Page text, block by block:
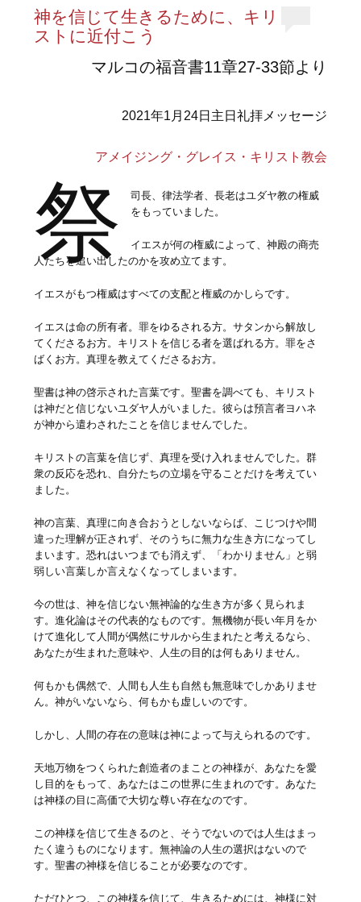
神を信じて生きるために、キリ
ストに近付こう
マルコの福音書11章27-33節より
2021年1月24日主日礼拝メッセージ
アメイジング・グレイス・キリスト教会
祭
司長、律法学者、長老はユダヤ教の権威
をもっていました。
イエスが何の権威によって、神殿の商売
人たちを追い出したのかを攻め立てます。
イエスがもつ権威はすべての支配と権威のかしらです。
イエスは命の所有者。罪をゆるされる方。サタンから解放し
てくださるお方。キリストを信じる者を選ばれる方。罪をさ
ばくお方。真理を教えてくださるお方。
聖書は神の啓示された言葉です。聖書を調べても、キリスト
は神だと信じないユダヤ人がいました。彼らは預言者ヨハネ
が神から遣わされたことを信じませんでした。
キリストの言葉を信じず、真理を受け入れませんでした。群
衆の反応を恐れ、自分たちの立場を守ることだけを考えてい
ました。
神の言葉、真理に向き合おうとしないならば、こじつけや間
違った理解が正されず、そのうちに無力な生き方になってし
まいます。恐れはいつまでも消えず、「わかりません」と弱
弱しい言葉しか言えなくなってしまいます。
今の世は、神を信じない無神論的な生き方が多く見られま
す。進化論はその代表的なものです。無機物が長い年月をか
けて進化して人間が偶然にサルから生まれたと考えるなら、
あなたが生まれた意味や、人生の目的は何もありません。
何もかも偶然で、人間も人生も自然も無意味でしかありませ
ん。神がいないなら、何もかも虚しいのです。
しかし、人間の存在の意味は神によって与えられるのです。
天地万物をつくられた創造者のまことの神様が、あなたを愛
し目的をもって、あなたはこの世界に生まれのです。あなた
は神様の目に高価で大切な尊い存在なのです。
この神様を信じて生きるのと、そうでないのでは人生はまっ
たく違うものになります。無神論の人生の選択はないので
す。聖書の神様を信じることが必要なのです。
ただひとつ、この神様を信じて、生きるためには、神様に対